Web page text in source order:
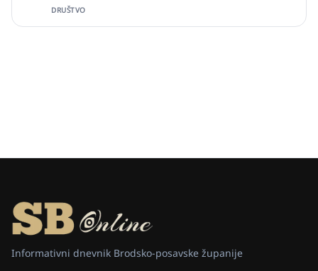
DRUŠTVO
Informativni dnevnik Brodsko-posavske županije